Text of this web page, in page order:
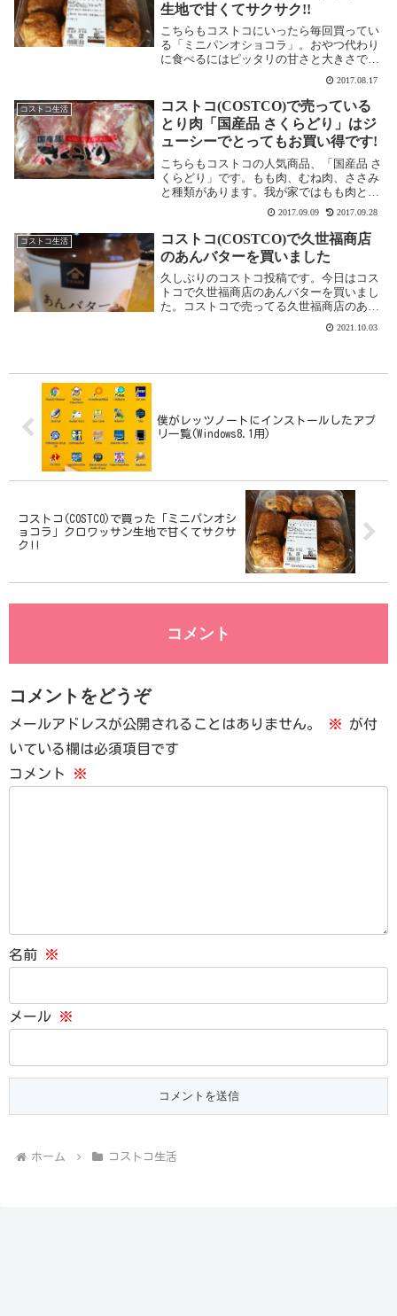
生地で甘くてサクサク!!
こちらもコストコにいったら毎回買ってい
る「ミニパンオショコラ」。おやつ代わり
に食べるにはピッタリの甘さと大きさでお
気に入りの一品です。こちらもコストコで
大人気「ミニパンオショコラ」そのコスパ
は?このミニパンオショコラも買っている
人が多いです...
2017.08.17
コストコ生活
コストコ(COSTCO)で売っている
とり肉「国産品 さくらどり」はジ
ューシーでとってもお買い得です!
こちらもコストコの人気商品、「国産品 さ
くらどり」です。もも肉、むね肉、ささみ
と種類があります。我が家ではもも肉とむ
ね肉を買うことが多いです。コストコのと
り肉は安全のSQFマーク付き!コストコで販
売しているとり肉には「SQF」マークが付
いて...
2017.09.09 2017.09.28
コストコ生活
コストコ(COSTCO)で久世福商店
のあんバターを買いました
久しぶりのコストコ投稿です。今日はコス
トコで久世福商店のあんバターを買いまし
た。コストコで売ってる久世福商店のあん
バターコストコで売ってる久世福商店のあ
んバターと、普通の久世福商店で売ってい
2021.10.03
僕がレッツノートにインストールしたアプ
リ一覧(Windows8.1用)
コストコ(COSTCO)で買った「ミニパンオシ
ョコラ」クロワッサン生地で甘くてサクサ
ク!!
コメント
コメントをどうぞ
メールアドレスが公開されることはありません。 ※ が付
いている欄は必須項目です
コメント
※
名前 ※
メール ※
ホーム コストコ生活